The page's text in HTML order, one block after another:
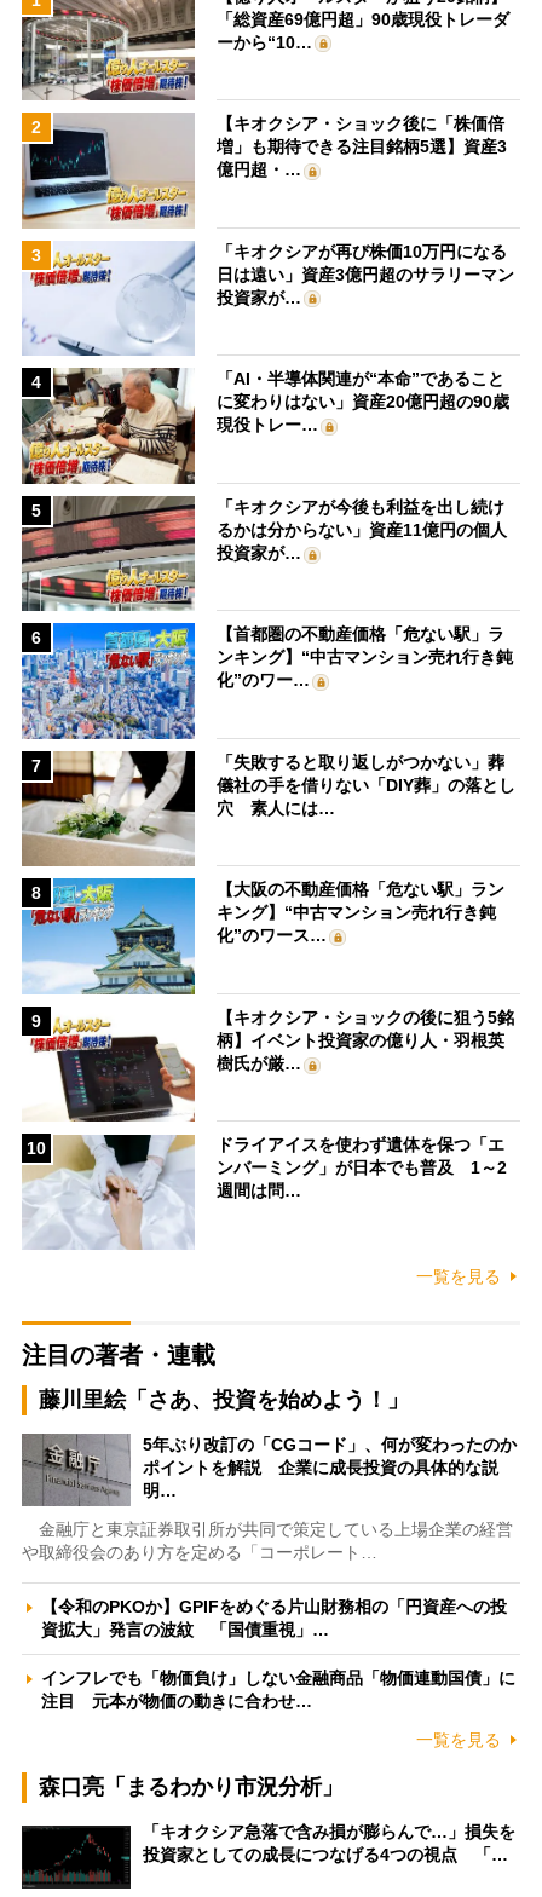
「総資産69億円超」90歳現役トレーダ
ーから“10…
2
【キオクシア・ショック後に「株価倍
増」も期待できる注目銘柄5選】資産3
億円超・…
3
「キオクシアが再び株価10万円になる
日は遠い」資産3億円超のサラリーマン
投資家が…
4
「AI・半導体関連が“本命”であること
に変わりはない」資産20億円超の90歳
現役トレー…
5
「キオクシアが今後も利益を出し続け
るかは分からない」資産11億円の個人
投資家が…
6
【首都圏の不動産価格「危ない駅」ラ
ンキング】“中古マンション売れ行き鈍
化”のワー…
7
「失敗すると取り返しがつかない」葬
儀社の手を借りない「DIY葬」の落とし
穴 素人には…
8
【大阪の不動産価格「危ない駅」ラン
キング】“中古マンション売れ行き鈍
化”のワース…
9
【キオクシア・ショックの後に狙う5銘
柄】イベント投資家の億り人・羽根英
樹氏が厳…
10
ドライアイスを使わず遺体を保つ「エ
ンバーミング」が日本でも普及 1～2
週間は問…
一覧を見る
注目の著者・連載
藤川里絵「さあ、投資を始めよう！」
5年ぶり改訂の「CGコード」、何が変わったのか
ポイントを解説 企業に成長投資の具体的な説
明…
金融庁と東京証券取引所が共同で策定している上場企業の経営
や取締役会のあり方を定める「コーポレート…
【令和のPKOか】GPIFをめぐる片山財務相の「円資産への投
資拡大」発言の波紋 「国債重視」…
インフレでも「物価負け」しない金融商品「物価連動国債」に
注目 元本が物価の動きに合わせ…
一覧を見る
森口亮「まるわかり市況分析」
「キオクシア急落で含み損が膨らんで…」損失を
投資家としての成長につなげる4つの視点 「…